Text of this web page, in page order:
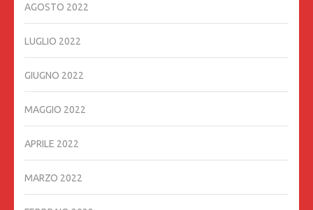
AGOSTO 2022
LUGLIO 2022
GIUGNO 2022
MAGGIO 2022
APRILE 2022
MARZO 2022